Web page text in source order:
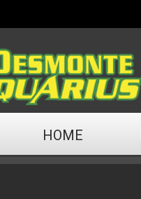
HOME